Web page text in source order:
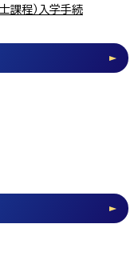
課程）入学手続